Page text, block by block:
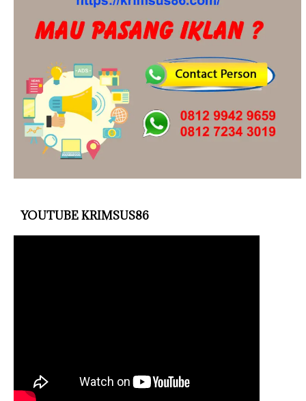
YOUTUBE KRIMSUS86